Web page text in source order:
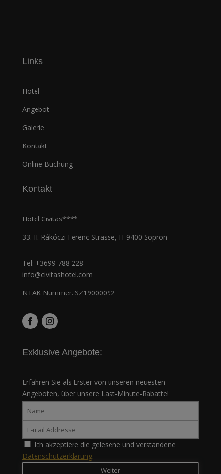
Links
Hotel
Angebot
Galerie
Kontakt
Online Buchung
Kontakt
Hotel Civitas****
33. II. Rákóczi Ferenc Strasse, H-9400 Sopron
Tel: +3699 788 228
info@civitashotel.com
NTAK Nummer: SZ19000092
Exklusive Angebote:
Erfahren Sie als Erster von unseren neuesten
Angeboten, über unsere Last-Minute-Rabatte!
Ich akzeptiere die gelesene und verstandene
Datenschutzerklärung.